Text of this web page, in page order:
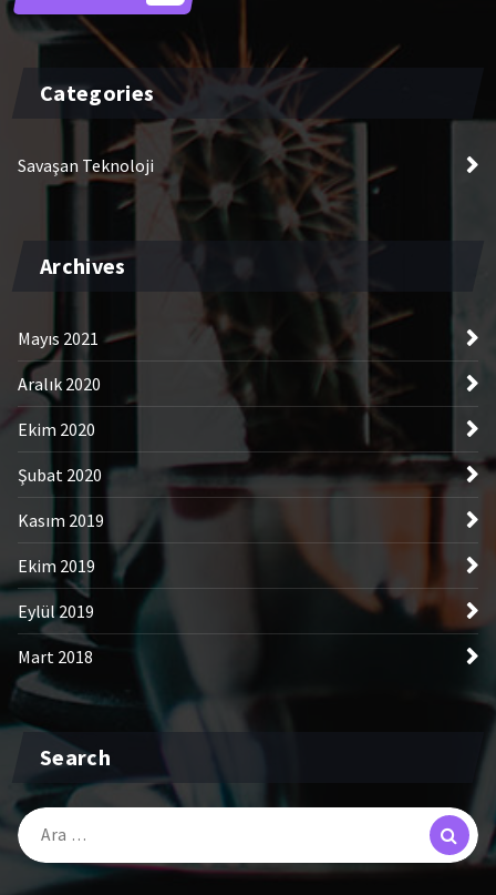
Categories
Savaşan Teknoloji
Archives
Mayıs 2021
Aralık 2020
Ekim 2020
Şubat 2020
Kasım 2019
Ekim 2019
Eylül 2019
Mart 2018
Search
Arama: